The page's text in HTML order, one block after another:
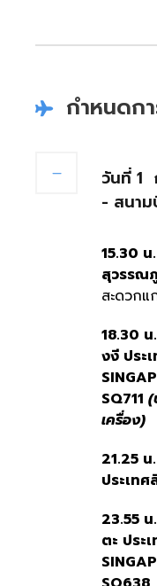
กำหนดก
วันที่ 1
- สนาม
15.30 น.
สุวรรณ
สะดวกแ
18.30 น.
งงี ประ
SQ711 (
เครื่อง)
21.25
ประเทศ
23.55
ตะ ประ